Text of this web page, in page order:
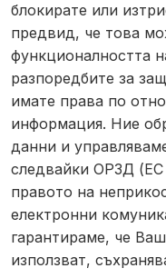
блокирате или
предвид, че това
функционалността
разпоредбите за
имате права по
информация. Ние
данни и
следвайки ОРЗД (ЕС
правото на
електронни
гарантираме, че
използват,